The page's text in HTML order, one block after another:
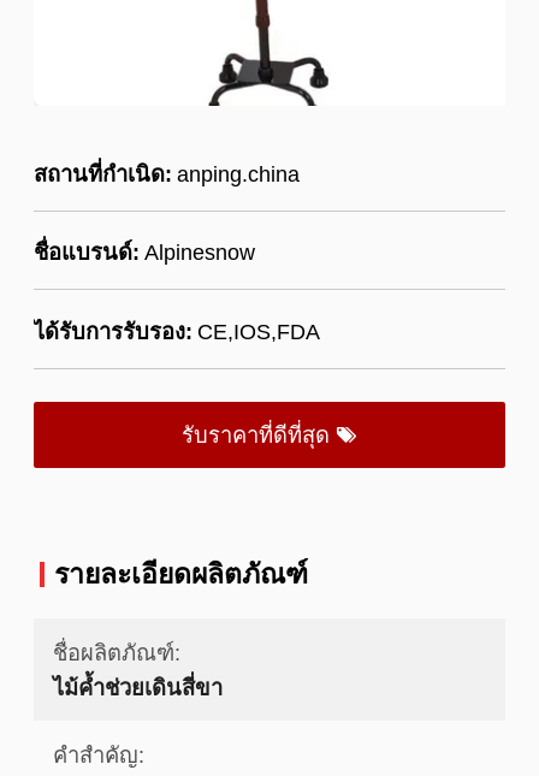
สถานที่กำเนิด: anping.china
ชื่อแบรนด์: Alpinesnow
ได้รับการรับรอง: CE,IOS,FDA
รับราคาที่ดีที่สุด
รายละเอียดผลิตภัณฑ์
ชื่อผลิตภัณฑ์:
ไม้ค้ำช่วยเดินสี่ขา
คำสำคัญ: